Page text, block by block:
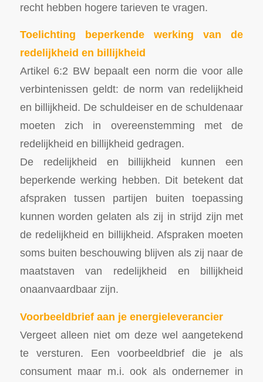
recht hebben hogere tarieven te vragen.
Toelichting beperkende werking van de
redelijkheid en billijkheid
Artikel 6:2 BW bepaalt een norm die voor alle
verbintenissen geldt: de norm van redelijkheid
en billijkheid. De schuldeiser en de schuldenaar
moeten zich in overeenstemming met de
redelijkheid en billijkheid gedragen.
De redelijkheid en billijkheid kunnen een
beperkende werking hebben. Dit betekent dat
afspraken tussen partijen buiten toepassing
kunnen worden gelaten als zij in strijd zijn met
de redelijkheid en billijkheid. Afspraken moeten
soms buiten beschouwing blijven als zij naar de
maatstaven van redelijkheid en billijkheid
onaanvaardbaar zijn.
Voorbeeldbrief aan je energieleverancier
Vergeet alleen niet om deze wel aangetekend
te versturen. Een voorbeeldbrief die je als
consument maar m.i. ook als ondernemer in